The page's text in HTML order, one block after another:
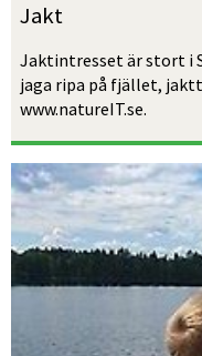
Jakt
Jaktintresset är stort i
jaga ripa på fjället,
www.natureIT.se.